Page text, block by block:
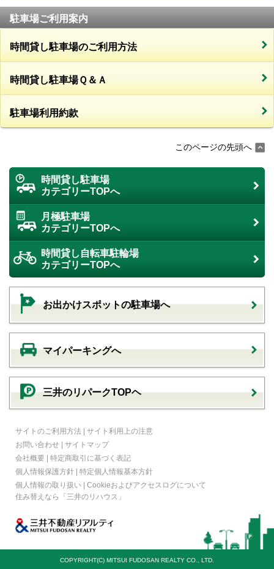
駐車場ご利用案内
時間貸し駐車場のご利用方法
時間貸し駐車場Ｑ＆Ａ
駐車場利用約款
このページの先頭へ
時間貸し駐車場
カテゴリーTOPへ
月極駐車場
カテゴリーTOPへ
時間貸し自転車駐輪場
カテゴリーTOPへ
お出かけスポットの駐車場へ
マイパーキングへ
三井のリパークTOPヘ
サイトのご利用方法 | サイト利用上の注意
お問い合わせ | サイトマップ
会社概要 | 特定商取引に基づく表記
個人情報保護方針 | 特定個人情報基本方針
個人情報の取り扱い | Cookieおよびアクセスログについて
住み替えなら
「三井のリハウス」
COPYRIGHT(C) MITSUI FUDOSAN REALTY CO., LTD.